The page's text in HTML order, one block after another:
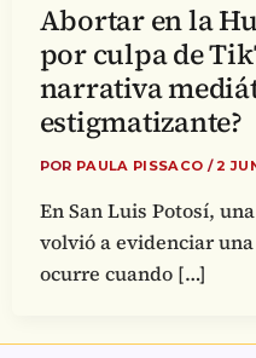
Abortar en la
por culpa de
narrativa
estigmatizante?
POR PAULA PISSACO /2
En San Luis Potosí,
volvió a evidenciar
ocurre cuando […]